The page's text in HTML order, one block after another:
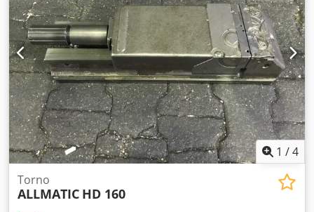
Cuerpo base, tipo LC 160/200 Anchura del cuerpo base:
164 mm Fuerza de sujeción ajustable, máx. 60 kN Nivel 0:
directa Nivel 1: 15 kN Nivel 2: 30 kN Nivel 3: 45 kN Nivel 4:
60 kN Rango de sujeción a: 0-250 mm Rango de sujeción b:
189 – 435 mm Altura de las mordazas: 60 mm
Chedezfimujpfx Acysa Longitud del cuerpo base: 530 mm
Longitud total: 615 mm Altura del cuerpo base: 115 mm
Peso: 60 kg Usado, en buen estado.
1 /4
Torno
ALLMATIC HD 160